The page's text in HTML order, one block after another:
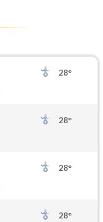
28°
28°
28°
28°